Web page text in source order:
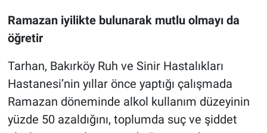
Ramazan iyilikte bulunarak mutlu olmayı da
öğretir
Tarhan, Bakırköy Ruh ve Sinir Hastalıkları
Hastanesi’nin yıllar önce yaptığı çalışmada
Ramazan döneminde alkol kullanım düzeyinin
yüzde 50 azaldığını, toplumda suç ve şiddet